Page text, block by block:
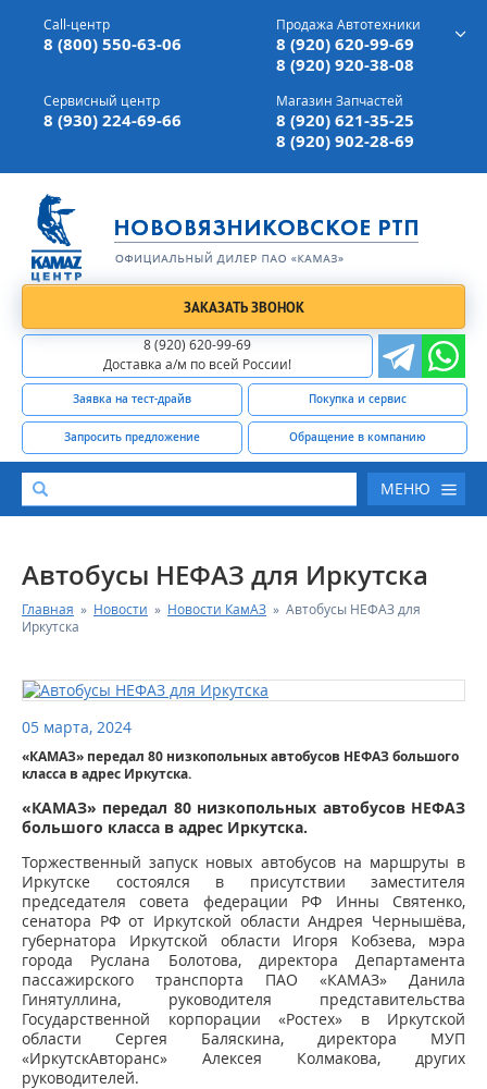
г. Вязники,ул. Механизаторов, д 90
Доставка а/м,по всей России
Call-центр
8 (800) 550-63-06
Продажа Автотехники
8 (920) 620-99-69
8 (920) 920-38-08
Сервисный центр
8 (930) 224-69-66
Магазин Запчастей
8 (920) 621-35-25
8 (920) 902-28-69
ЗАКАЗАТЬ ЗВОНОК
8 (920) 620-99-69
Доставка а/м по всей России!
Заявка на тест-драйв Покупка и сервис
Запросить предложение Обращение в компанию
МЕНЮ
О КОМПАНИИ
КАТАЛОГ АВТОТЕХНИКИ
ЗАПАСНЫЕ ЧАСТИ
РЕМОНТ ДВИГАТЕЛЕЙ КАМАЗ
ФОТОГАЛЕРЕЯ
КОНТАКТНАЯ ИНФОРМАЦИЯ
Автобусы НЕФАЗ для Иркутска
Главная » Новости » Новости КамАЗ » Автобусы НЕФАЗ для
Иркутска
05 марта, 2024
«КАМАЗ» передал 80 низкопольных автобусов НЕФАЗ большого
класса в адрес Иркутска.
«КАМАЗ» передал 80 низкопольных автобусов НЕФАЗ
большого класса в адрес Иркутска.
Торжественный запуск новых автобусов на маршруты в
Иркутске состоялся в присутствии заместителя
председателя совета федерации РФ Инны Святенко,
сенатора РФ от Иркутской области Андрея Чернышёва,
губернатора Иркутской области Игоря Кобзева, мэра
города Руслана Болотова, директора Департамента
пассажирского транспорта ПАО «КАМАЗ» Данила
Гинятуллина, руководителя представительства
Государственной корпорации «Ростех» в Иркутской
области Сергея Баляскина, директора МУП
«ИркутскАвторанс» Алексея Колмакова, других
руководителей.